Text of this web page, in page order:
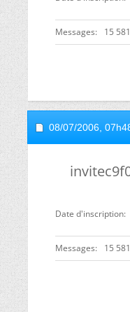
Messages 15 581
08/07/2006,
Date d'inscription
Messages 15 581